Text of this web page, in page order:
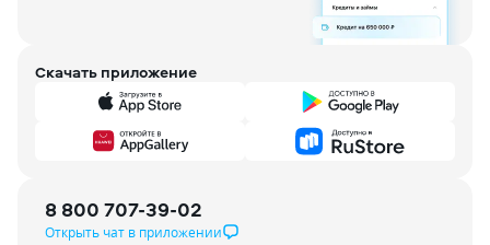
Скачать приложение
8 800 707-39-02
Открыть чат в приложении